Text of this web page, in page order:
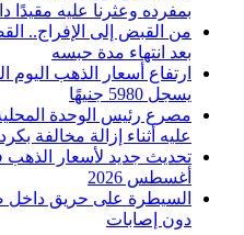
بمفرده وعثرنا عليه مقيدًا
من القبض إلى الإفراج..
بعد انتهاء مدة حبسه
يسجل 5980 جنيهًا
مصرع رئيس الوحدة
عليه أثناء إزالة مخالفة
أغسطس 2026
السيطرة على حريق داخل
دون إصابات